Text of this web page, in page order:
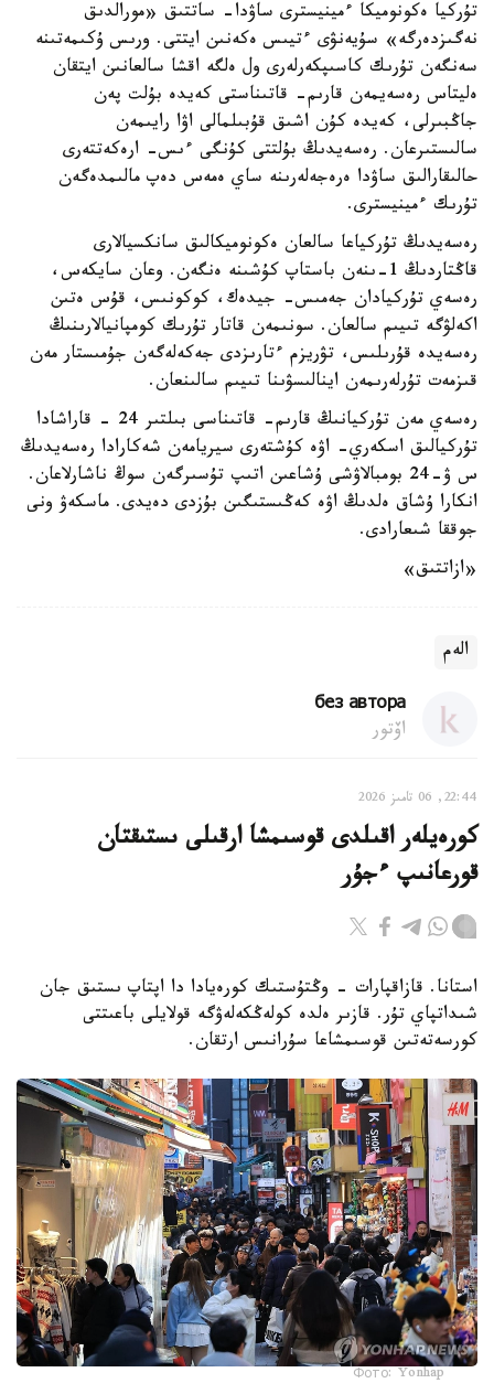
تۇركيا ەكونوميكا ءمينيسترى ساۋدا- ساتتىق «مورالدىق
نەگىزدەرگە» سۇيەنۋى ءتيىس ەكەنىن ايتتى. ورىس ۇكىمەتىنە
سەنگەن تۇرىك كاسىپكەرلەرى ول ەلگە اقشا سالعانىن ايتقان
ەليتاس رەسەيمەن قارىم- قاتىناستى كەيدە بۇلت پەن
جاڭبىرلى، كەيدە كۇن اشىق قۇبىلمالى اۋا رايىمەن
سالىستىرعان. رەسەيدىڭ بۇلتتى كۇنگى ءىس- ارەكەتتەرى
حالىقارالىق ساۋدا ەرەجەلەرىنە ساي ەمەس دەپ مالىمدەگەن
تۇرىك ءمينيسترى.
رەسەيدىڭ تۇركياعا سالعان ەكونوميكالىق سانكسيالارى
قاڭتاردىڭ 1-ىنەن باستاپ كۇشىنە ەنگەن. وعان سايكەس،
رەسەي تۇركيادان جەمىس- جيدەك، كوكونىس، قۇس ەتىن
اكەلۋگە تىيىم سالعان. سونىمەن قاتار تۇرىك كومپانيالارىنىڭ
رەسەيدە قۇرىلىس، تۋريزم ءتارىزدى جەكەلەگەن جۇمىستار مەن
قىزمەت تۇرلەرىمەن اينالىسۋىنا تىيىم سالىنعان.
رەسەي مەن تۇركيانىڭ قارىم- قاتىناسى بىلتىر 24 - قاراشادا
تۇركيالىق اسكەري- اۋە كۇشتەرى سيريامەن شەكارادا رەسەيدىڭ
س ۋ-24 بومبالاۋشى ۇشاعىن اتىپ تۇسىرگەن سوڭ ناشارلاعان.
انكارا ۇشاق ەلدىڭ اۋە كەڭىستىگىن بۇزدى دەيدى. ماسكەۋ ونى
جوققا شىعارادى.
«ازاتتىق»
الەم
без автора
اۆتور
22:44, 06 تامىز 2026
كورەيلەر اقىلدى قوسىمشا ارقىلى ىستىقتان
قورعانىپ ءجۇر
استانا. قازاقپارات - وڭتۇستىك كورەيادا دا اپتاپ ىستىق جان
شىداتپاي تۇر. قازىر ەلدە كولەڭكەلەۋگە قولايلى باعىتتى
كورسەتەتىن قوسىمشاعا سۇرانىس ارتقان.
Фото: Yonhap